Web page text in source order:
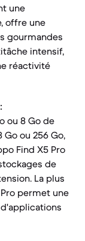
une
offre une
gourmandes
intensif,
réactivité
ou 8 Go de
ou 256 Go,
Find X5 Pro
de
La plus
permet une